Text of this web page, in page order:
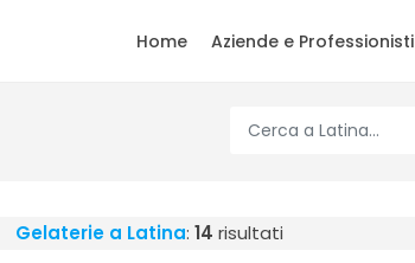
Home Aziende e Professionisti
Gelaterie a Latina: 14 risultati